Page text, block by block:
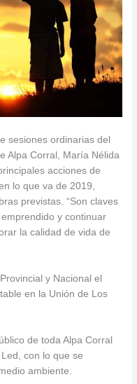
sesiones ordinarias del
Alpa Corral, María Nélida
acciones de
lo que va de 2019,
previstas. “Son claves
y continuar
la calidad de vida de
y Nacional el
en la Unión de Los
de toda Alpa Corral
con lo que se
ambiente.